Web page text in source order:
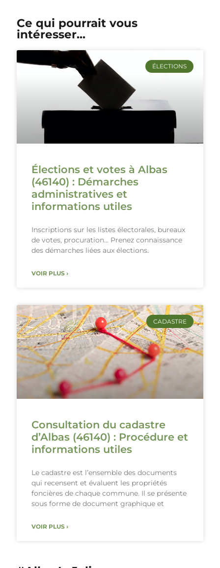
Ce qui pourrait vous
intéresser...
ÉLECTIONS
Élections et votes à Albas
(46140) : Démarches
administratives et
informations utiles
Inscriptions sur les listes électorales, bureaux
de votes, procuration… Prenez connaissance
des démarches liées aux élections.
VOIR PLUS ›
CADASTRE
Consultation du cadastre
d’Albas (46140) : Procédure et
informations utiles
Le cadastre est l’ensemble des documents
qui recensent et évaluent les propriétés
foncières de chaque commune. Il se présente
sous forme de document graphique et
VOIR PLUS ›